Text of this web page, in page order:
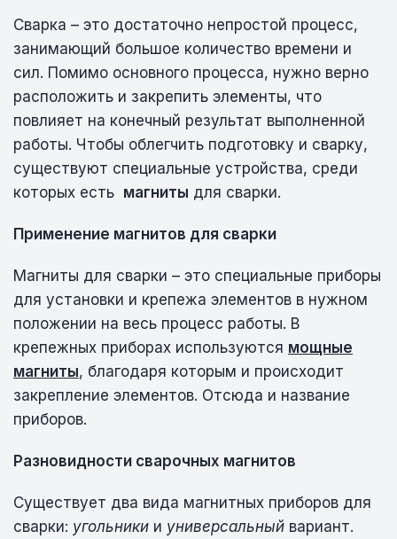
Сварка – это достаточно непростой процесс,
занимающий большое количество времени и
сил. Помимо основного процесса, нужно верно
расположить и закрепить элементы, что
повлияет на конечный результат выполненной
работы. Чтобы облегчить подготовку и сварку,
существуют специальные устройства, среди
которых есть магниты для сварки.
Применение магнитов для сварки
Магниты для сварки – это специальные приборы
для установки и крепежа элементов в нужном
положении на весь процесс работы. В
крепежных приборах используются мощные
магниты, благодаря которым и происходит
закрепление элементов. Отсюда и название
приборов.
Разновидности сварочных магнитов
Существует два вида магнитных приборов для
сварки: угольники и универсальный вариант.